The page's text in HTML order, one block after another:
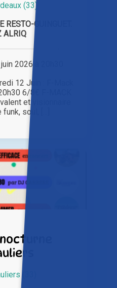
(33)
GUINGUET.
ALRIQ
2026 à 20h30
12 Juin : F-Mack
6/8€ F-MACK
et visionnaire
soul, [...]
(33)